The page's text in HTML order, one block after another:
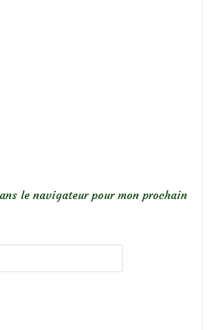
le navigateur pour mon prochain